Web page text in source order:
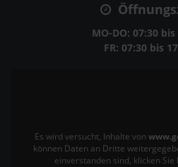
MO-DO: 07:30
FR: 07:30 bis
Es wird versucht, Inhalte von
können Daten an Dritte
einverstanden sind, klicken